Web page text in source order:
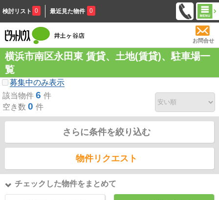
検討リスト 0 最近見た物件 0
お問合せ
横浜市南区永田東 賃貸、土地(賃貸)、駐車場一
覧
募集中のみ表示
該当物件 6 件
空き数 0 件
さらに条件を絞り込む
物件リクエスト
チェックした物件をまとめて